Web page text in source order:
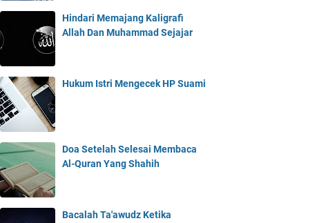
Hindari Memajang Kaligrafi
Allah Dan Muhammad Sejajar
Hukum Istri Mengecek HP Suami
Doa Setelah Selesai Membaca
Al-Quran Yang Shahih
Bacalah Ta'awudz Ketika